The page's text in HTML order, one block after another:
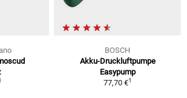
BOSCH
Akku-Druckluftpumpe
Easypump
77,70 €1